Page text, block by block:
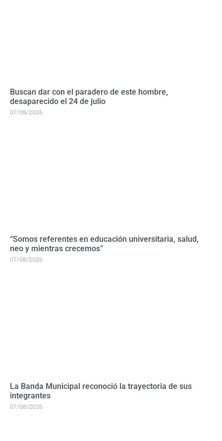
Buscan dar con el paradero de este hombre,
desaparecido el 24 de julio
07/08/2026
“Somos referentes en educación universitaria, salud,
neo y mientras crecemos”
07/08/2026
La Banda Municipal reconoció la trayectoria de sus
integrantes
07/08/2026